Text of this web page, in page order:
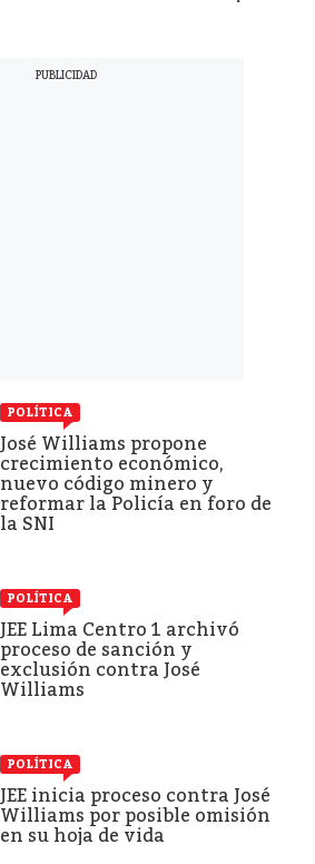
POLÍTICA
José Williams propone
crecimiento económico,
nuevo código minero y
reformar la Policía en foro de
la SNI
POLÍTICA
JEE Lima Centro 1 archivó
proceso de sanción y
exclusión contra José
Williams
POLÍTICA
JEE inicia proceso contra José
Williams por posible omisión
en su hoja de vida